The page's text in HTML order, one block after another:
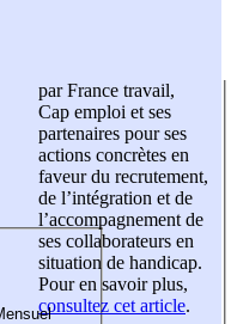
par France travail,
Cap emploi et ses
partenaires pour ses
actions concrètes en
faveur du recrutement,
de l’intégration et de
l’accompagnement de
ses collaborateurs en
situation de handicap.
Pour en savoir plus,
consultez cet article.